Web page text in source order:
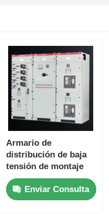
de voltaje medio
de baja tensión
Armario de
distribución de baja
tensión de montaje
en suelo con diseño
extraíbleEnviar Consulta